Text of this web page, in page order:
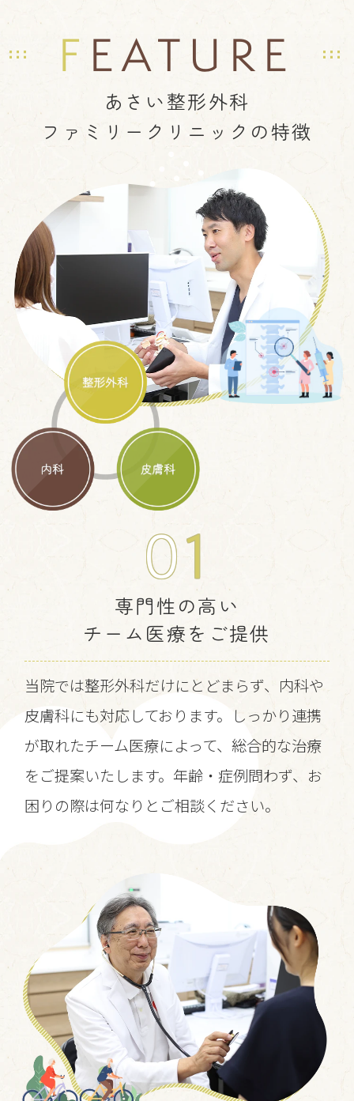
FEATURE
あさい整形外科
ファミリークリニックの特徴
01
専門性の高い
チーム医療をご提供
当院では整形外科だけにとどまらず、内科や
皮膚科にも対応しております。しっかり連携
が取れたチーム医療によって、総合的な治療
をご提案いたします。年齢・症例問わず、お
困りの際は何なりとご相談ください。